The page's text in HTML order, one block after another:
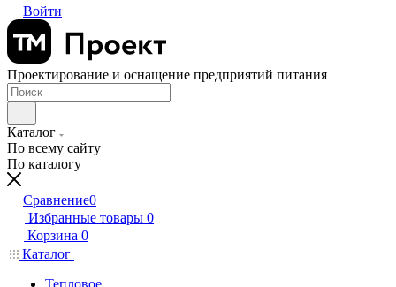
Войти
Проектирование и оснащение предприятий питания
Каталог
По всему сайту
По каталогу
Сравнение0
Избранные товары 0
Корзина 0
Каталог
Тепловое